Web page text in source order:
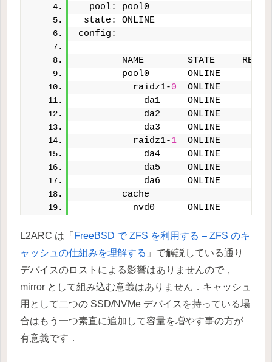
  pool: pool0
state: ONLINE
config:
NAME        STATE     READ
        pool0       ONLINE
          raidz1-
0
  ONLINE
            da1     ONLINE
            da2     ONLINE
            da3     ONLINE
          raidz1-
1
  ONLINE
            da4     ONLINE
            da5     ONLINE
            da6     ONLINE
        cache
          nvd0      ONLINE
L2ARC は「 FreeBSD で ZFS を利用する – ZFS のキ
ャッシュの仕組みを理解する 」で解説している通り
デバイスのロストによる影響はありませんので，
mirror として組み込む意義はありません．キャッシュ
用として二つの SSD/NVMe デバイスを持っている場
合はもう一つ素直に追加して容量を増やす事の方が
有意義です．